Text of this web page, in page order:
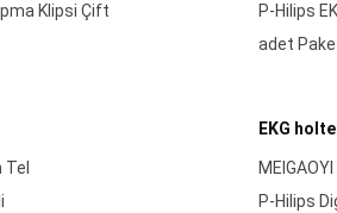
Klipsi Çift
P-Hilips
adet
EKG
P-Hilips